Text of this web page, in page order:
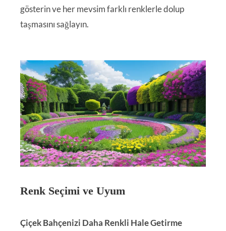
gösterin ve her mevsim farklı renklerle dolup
taşmasını sağlayın.
Renk Seçimi ve Uyum
Çiçek Bahçenizi Daha Renkli Hale Getirme